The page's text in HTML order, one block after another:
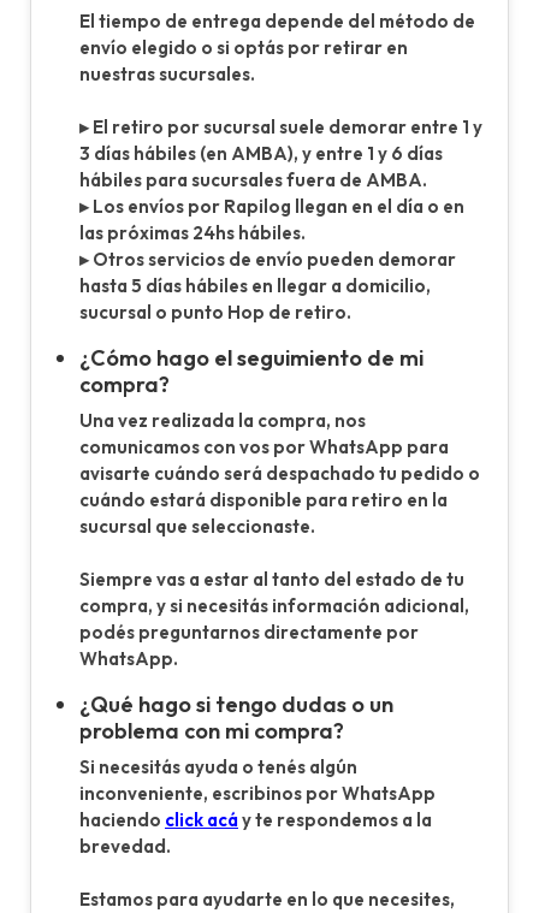
El tiempo de entrega depende del método de
envío elegido o si optás por retirar en
nuestras sucursales.
▸ El retiro por sucursal suele demorar entre 1 y
3 días hábiles (en AMBA), y entre 1 y 6 días
hábiles para sucursales fuera de AMBA.
▸ Los envíos por Rapilog llegan en el día o en
las próximas 24hs hábiles.
▸ Otros servicios de envío pueden demorar
hasta 5 días hábiles en llegar a domicilio,
sucursal o punto Hop de retiro.
¿Cómo hago el seguimiento de mi
compra?
Una vez realizada la compra, nos
comunicamos con vos por WhatsApp para
avisarte cuándo será despachado tu pedido o
cuándo estará disponible para retiro en la
sucursal que seleccionaste.
Siempre vas a estar al tanto del estado de tu
compra, y si necesitás información adicional,
podés preguntarnos directamente por
WhatsApp.
¿Qué hago si tengo dudas o un
problema con mi compra?
Si necesitás ayuda o tenés algún
inconveniente, escribinos por WhatsApp
haciendo click acá y te respondemos a la
brevedad.
Estamos para ayudarte en lo que necesites,